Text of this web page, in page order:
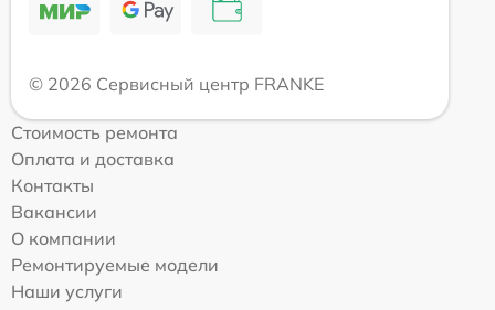
© 2026 Сервисный центр FRANKE
Стоимость ремонта
Оплата и доставка
Контакты
Вакансии
О компании
Ремонтируемые модели
Наши услуги